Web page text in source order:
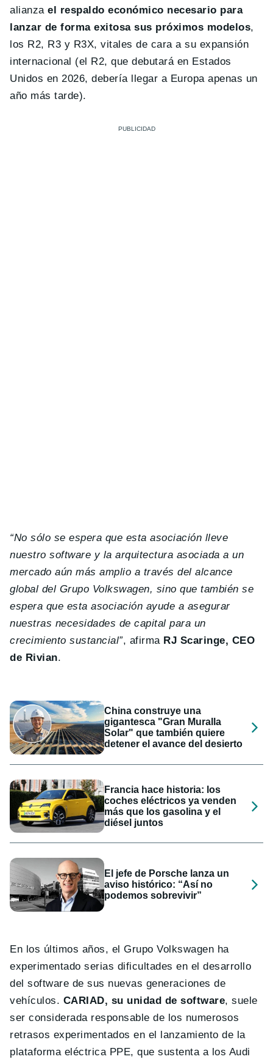
alianzael respaldo económico necesario para
lanzar de forma exitosa sus próximos modelos,
los R2, R3 y R3X, vitales de cara a su expansión
internacional (el R2, que debutará en Estados
Unidos en 2026, debería llegar a Europa apenas un
año más tarde).
“No sólo se espera que esta asociación lleve
nuestro software y la arquitectura asociada a un
mercado aún más amplio a través del alcance
global del Grupo Volkswagen, sino que también se
espera que esta asociación ayude a asegurar
nuestras necesidades de capital para un
crecimiento sustancial”, afirma RJ Scaringe, CEO
de Rivian.
China construye una
gigantesca "Gran Muralla
Solar" que también quiere
detener el avance del desierto
Francia hace historia: los
coches eléctricos ya venden
más que los gasolina y el
diésel juntos
El jefe de Porsche lanza un
aviso histórico: “Así no
podemos sobrevivir”
En los últimos años, el Grupo Volkswagen ha
experimentado serias dificultades en el desarrollo
del software de sus nuevas generaciones de
vehículos. CARIAD, su unidad de software, suele
ser considerada responsable de los numerosos
retrasos experimentados en el lanzamiento de la
plataforma eléctrica PPE, que sustenta a los Audi